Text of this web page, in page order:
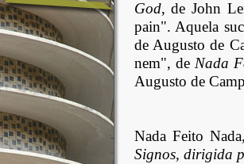
God, de John
pain". Aquela
de Augusto de
nem", de Nada
Augusto de
Nada Feito Nada
Signos, dirigida